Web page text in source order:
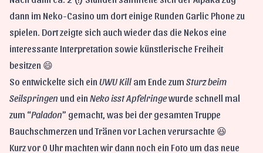
dann im Neko-Casino um dort einige Runden Garlic Phone zu
spielen. Dort zeigte sich auch wieder das die Nekos eine
interessante Interpretation sowie künstlerische Freiheit
besitzen 😄
So entwickelte sich ein UWU Kill am Ende zum Sturz beim
Seilspringen und ein Neko isst Apfelringewurde schnell mal
zum “Paladon” gemacht, was bei der gesamten Truppe
Bauchschmerzen und Tränen vor Lachen verursachte 😆
Kurz vor 0 Uhr machten wir dann noch ein Foto um das neue